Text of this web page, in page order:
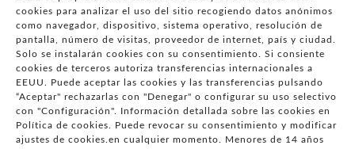
cookies para analizar el uso del sitio recogiendo datos anónimos
como navegador, dispositivo, sistema operativo, resolución de
pantalla, número de visitas, proveedor de internet, país y ciudad.
Solo se instalarán cookies con su consentimiento. Si consiente
cookies de terceros autoriza transferencias internacionales a
EEUU. Puede aceptar las cookies y las transferencias pulsando
“Aceptar" rechazarlas con "Denegar" o configurar su uso selectivo
con "Configuración". Información detallada sobre las cookies en
Política de cookies. Puede revocar su consentimiento y modificar
ajustes de cookies.en cualquier momento. Menores de 14 años
- CONDICIONES PARTICULARES DE COMPRA
- GUÍA DE COMPRA
- GUÍA DE PRIVACIDAD
- DESISTIMIENTO
- ATENCIÓN AL CLIENTE